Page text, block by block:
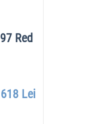
Red
618 Lei